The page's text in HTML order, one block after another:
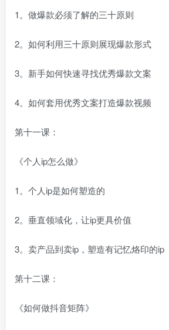
1。做爆款必须了解的三十原则
2。如何利用三十原则展现爆款形式
3。新手如何快速寻找优秀爆款文案
4。如何套用优秀文案打造爆款视频
第十一课：
《个人ip怎么做》
1。个人ip是如何塑造的
2。垂直领域化，让ip更具价值
3。卖产品到卖ip，塑造有记忆烙印的ip
第十二课：
《如何做抖音矩阵》